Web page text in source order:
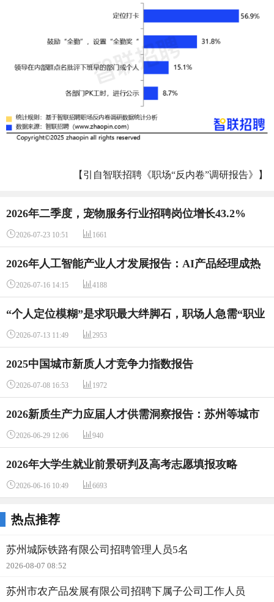
【引自智联招聘《职场“反内卷”调研报告》】
2026年二季度，宠物服务行业招聘岗位增长43.2%
2026-07-23 10:51  1661
2026年人工智能产业人才发展报告：AI产品经理成热
门岗位
2026-07-16 14:15  4188
“个人定位模糊”是求职最大绊脚石，职场人急需“职业
定位”助手多数求职者频遇简历难题，一键诊断优化
+定制功能成刚需“终身伙伴”的期待已成共识，近9成
2026-07-13 11:49  2953
2025中国城市新质人才竞争力指数报告
2026-07-08 16:53  1972
2026新质生产力应届人才供需洞察报告：苏州等城市
成吸纳应届生就业的主阵地
2026-06-29 12:06  940
2026年大学生就业前景研判及高考志愿填报攻略
2026-06-16 10:49  6693
热点推荐
苏州城际铁路有限公司招聘管理人员5名
2026-08-07 08:52
苏州市农产品发展有限公司招聘下属子公司工作人员